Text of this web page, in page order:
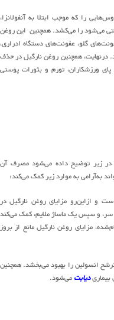
را که موجب ابتلا به آنفولانزا،
می‌شود را می‌کشد. همچنین این روغن
گلو، عفونت‌های دستگاه ادراری،
درنهایت، همچنین روغن نارگیل در حذف
ورزشکاران، تورم و بثورات پوستی
در زیر توضیح داده می‌شود مصرف آن
به‌آرامی به موارد زیر کمک می‌کند:
و ازاین‌رو مزایای روغن نارگیل در
و سپس یک ماساژ ملایم، کمک می‌کند
مزایای روغن نارگیل مانع از بروز
انسولین را بهبود می‌بخشد. همچنین
بیماریدیابتمی‌شود.